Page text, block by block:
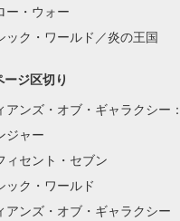
ー・ウォー
ック・ワールド／炎の王国
ジ区切り
アンズ・オブ・ギャラクシー
ジャー
ィセント・セブン
ック・ワールド
アンズ・オブ・ギャラクシー